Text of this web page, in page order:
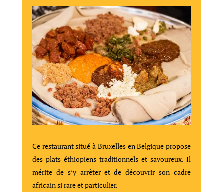
Ce restaurant situé à Bruxelles en Belgique propose
des plats éthiopiens traditionnels et savoureux. Il
mérite de s’y arrêter et de découvrir son cadre
africain si rare et particulier.